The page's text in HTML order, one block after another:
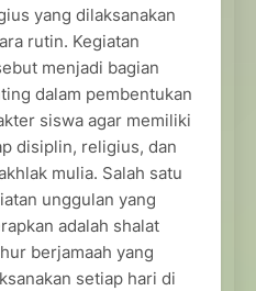
yang dilaksanakan
rutin. Kegiatan
menjadi bagian
dalam pembentukan
siswa agar memiliki
disiplin, religius, dan
mulia. Salah satu
unggulan yang
adalah shalat
berjamaah yang
setiap hari di